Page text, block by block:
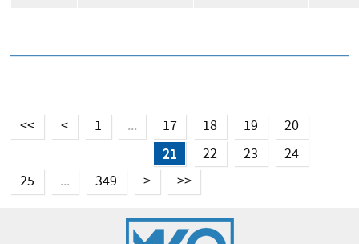
<< < 1 ... 17 18 19
20
21
22 23
24
25
... 349 > >>